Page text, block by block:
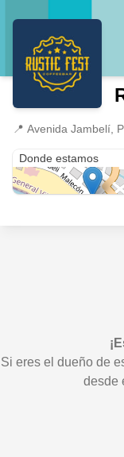
📍 Avenida Jambelí,
Donde estamos
Si eres el dueño de
desde